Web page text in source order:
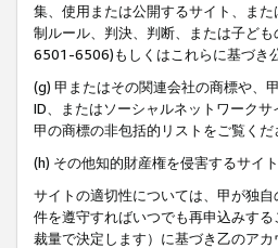
集、使用または公開するサイト、ま
制ルール、判決、判断、または子ど
6501-6506)もしくはこれらに基づき
(g) 甲またはその関連会社の商標や、
ID、またはソーシャルネットワーク
甲の商標の非包括的リストをご覧くだ
(h) その他知的財産権を侵害するサイト
サイトの適切性については、甲が独
件を遵守すればいつでも再申込みす
裁量で決定します）に基づき乙のア